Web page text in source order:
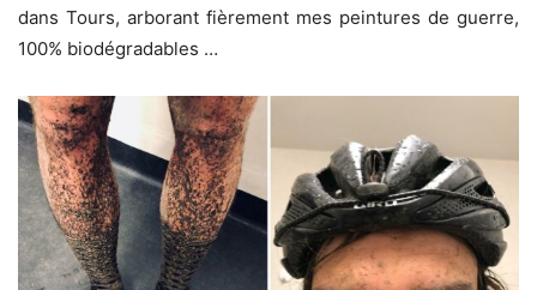
dans Tours, arborant fièrement mes peintures de guerre,
100% biodégradables …